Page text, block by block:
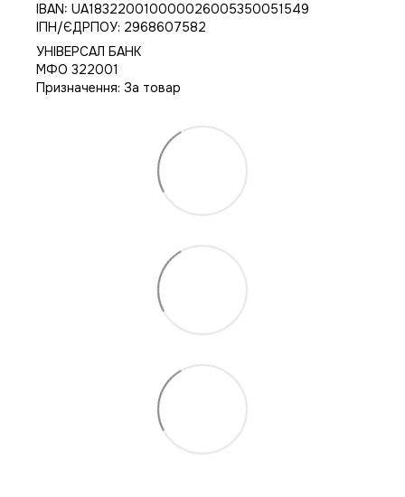
IBAN: UA183220010000026005350051549
IПН/ЄДРПОУ: 2968607582
УНІВЕРСАЛ БАНК
МФО 322001
Призначення: За товар